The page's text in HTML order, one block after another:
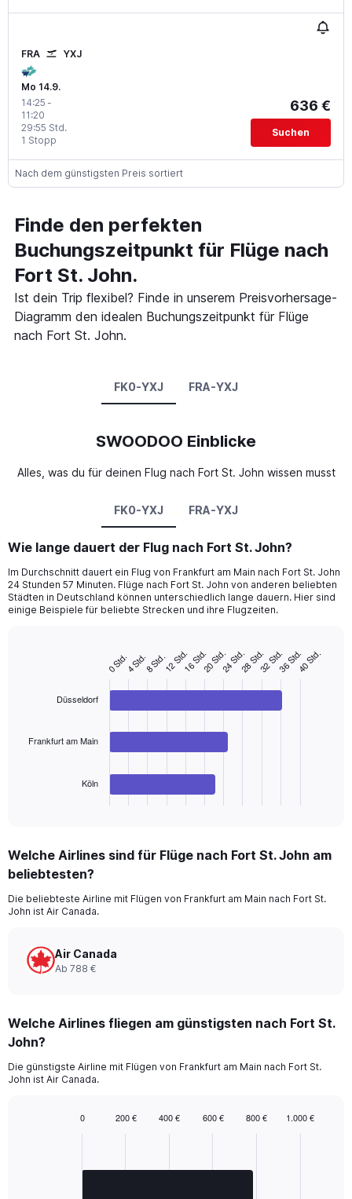
FRA YXJ
Mo 14.9.
14:25 -
11:20
1 Stopp
29:55 Std.
636 €
Suchen
Nach dem günstigsten Preis sortiert
Finde den perfekten
Buchungszeitpunkt für Flüge nach
Fort St. John.
Ist dein Trip flexibel? Finde in unserem Preisvorhersage-
Diagramm den idealen Buchungszeitpunkt für Flüge
nach Fort St. John.
FK0-YXJ FRA-YXJ
SWOODOO Einblicke
Alles, was du für deinen Flug nach Fort St. John wissen musst
FK0-YXJ FRA-YXJ
Wie lange dauert der Flug nach Fort St. John?
Im Durchschnitt dauert ein Flug von Frankfurt am Main nach Fort St. John
24 Stunden 57 Minuten. Flüge nach Fort St. John von anderen beliebten
Städten in Deutschland können unterschiedlich lange dauern. Hier sind
einige Beispiele für beliebte Strecken und ihre Flugzeiten.
The
Range:
3
The
chart
Y
axis
Range:
0
2400.
Düsseldorf
Frankfurt am Main
Köln
0 Std. 12 Std. 24 Std. 36 Std.
4 Std.8 Std. 16 Std.20 Std. 28 Std.32 Std. 40 Std.
Welche Airlines sind für Flüge nach Fort St. John am
beliebtesten?
Die beliebteste Airline mit Flügen von Frankfurt am Main nach Fort St.
John ist Air Canada.
Air Canada
Ab 788 €
Welche Airlines fliegen am günstigsten nach Fort St.
John?
Die günstigste Airline mit Flügen von Frankfurt am Main nach Fort St.
John ist Air Canada.
0 200 € 400 € 600 € 800 € 1.000 €